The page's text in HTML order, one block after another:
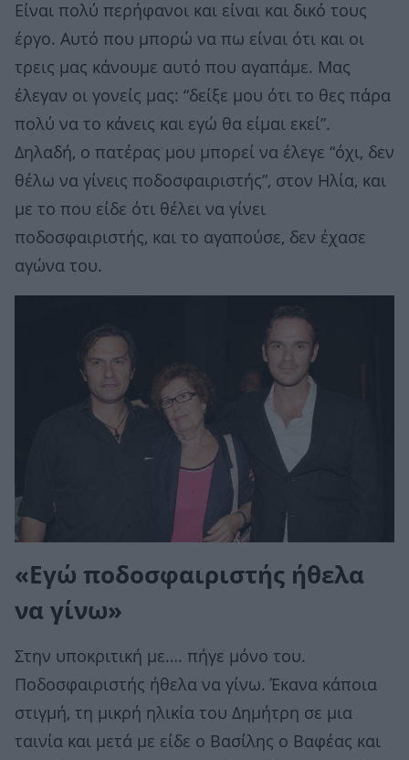
Είναι πολύ περήφανοι και είναι και δικό τους
έργο. Αυτό που μπορώ να πω είναι ότι και οι
τρεις μας κάνουμε αυτό που αγαπάμε. Μας
έλεγαν οι γονείς μας: “δείξε μου ότι το θες πάρα
πολύ να το κάνεις και εγώ θα είμαι εκεί”.
Δηλαδή, ο πατέρας μου μπορεί να έλεγε “όχι, δεν
θέλω να γίνεις ποδοσφαιριστής”, στον Ηλία, και
με το που είδε ότι θέλει να γίνει
ποδοσφαιριστής, και το αγαπούσε, δεν έχασε
αγώνα του.
«Εγώ ποδοσφαιριστής ήθελα
να γίνω»
Στην υποκριτική με…. πήγε μόνο του.
Ποδοσφαιριστής ήθελα να γίνω. Έκανα κάποια
στιγμή, τη μικρή ηλικία του Δημήτρη σε μια
ταινία και μετά με είδε ο Βασίλης ο Βαφέας και